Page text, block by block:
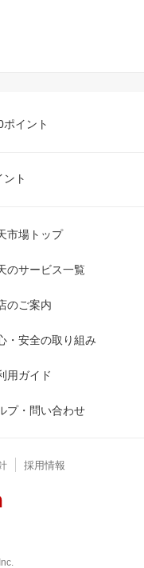
イント
ト
市場トップ
のサービス一覧
のご案内
・安全の取り組み
用ガイド
プ・問い合わせ
採用情報